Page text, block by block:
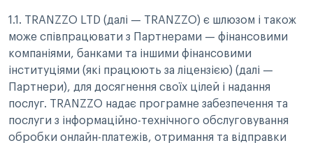
1.1. TRANZZO LTD (далі — TRANZZO) є шлюзом і також
може співпрацювати з Партнерами — фінансовими
компаніями, банками та іншими фінансовими
інституціями (які працюють за ліцензією) (далі —
Партнери), для досягнення своїх цілей і надання
послуг. TRANZZO надає програмне забезпечення та
послуги з інформаційно-технічного обслуговування
обробки онлайн-платежів, отримання та відправки